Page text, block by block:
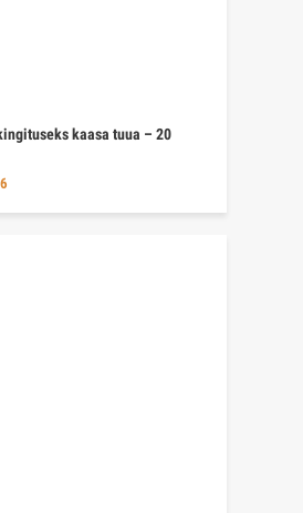
kaasa tuua – 20